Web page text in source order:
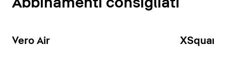
Abbinamenti consigliati
Vero Air XSquare